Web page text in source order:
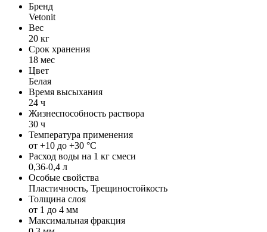
Бренд
Vetonit
Вес
20 кг
Срок хранения
18 мес
Цвет
Белая
Время высыхания
24 ч
Жизнеспособность раствора
30 ч
Температура применения
от +10 до +30 °С
Расход воды на 1 кг смеси
0,36-0,4 л
Особые свойства
Пластичность, Трещиностойкость
Толщина слоя
от 1 до 4 мм
Максимальная фракция